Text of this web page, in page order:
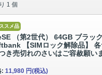
1 個
スメ品
（第2世代） 64GB ブラッ
【SIMロック解除品】 各
き売切れのさいはご容赦願い
: 11,980 円(税込)